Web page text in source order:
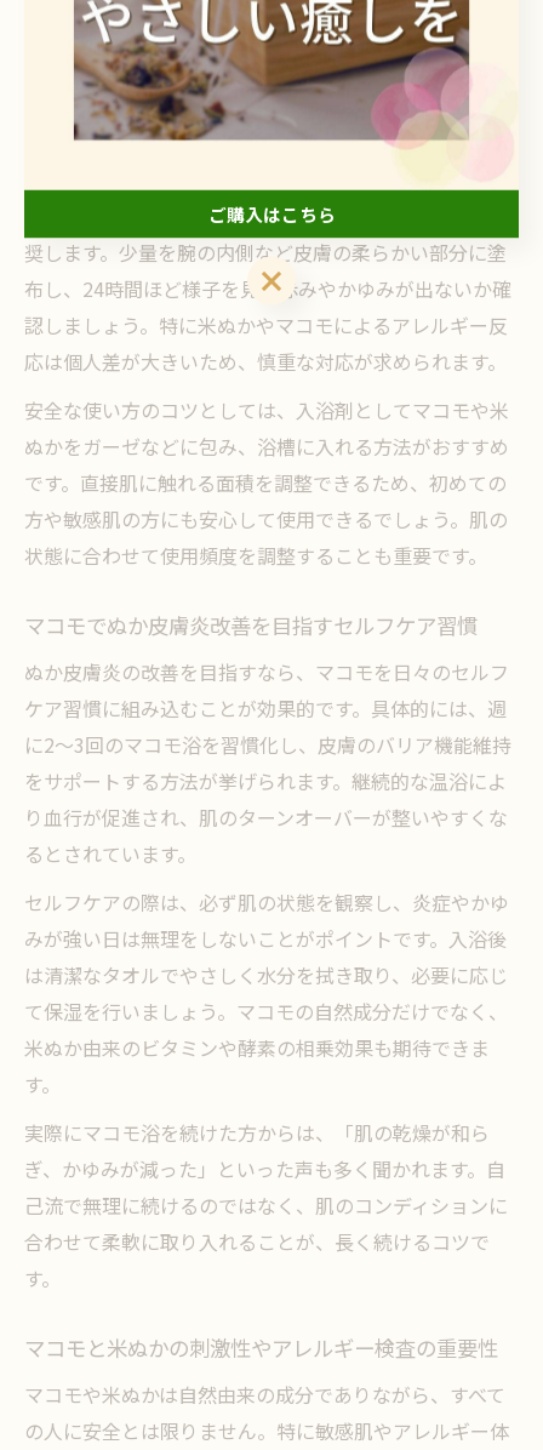
際、最も重視すべきは「原料の純度」と「添加物の有
無」です。マコモは伝統的に利用されてきた天然素材で
すが、製品によっては保存料や香料が加えられている場
合があります。使用前に成分表示を確認し、できる限り
加えて、初めてマコモを使う場合は、パッチテストを推
奨します。少量を腕の内側など皮膚の柔らかい部分に塗
布し、24時間ほど様子を見て赤みやかゆみが出ないか確
認しましょう。特に米ぬかやマコモによるアレルギー反
応は個人差が大きいため、慎重な対応が求められます。
安全な使い方のコツとしては、入浴剤としてマコモや米
ぬかをガーゼなどに包み、浴槽に入れる方法がおすすめ
です。直接肌に触れる面積を調整できるため、初めての
方や敏感肌の方にも安心して使用できるでしょう。肌の
状態に合わせて使用頻度を調整することも重要です。
マコモでぬか皮膚炎改善を目指すセルフケア習慣
ぬか皮膚炎の改善を目指すなら、マコモを日々のセルフ
ケア習慣に組み込むことが効果的です。具体的には、週
に2〜3回のマコモ浴を習慣化し、皮膚のバリア機能維持
をサポートする方法が挙げられます。継続的な温浴によ
り血行が促進され、肌のターンオーバーが整いやすくな
るとされています。
セルフケアの際は、必ず肌の状態を観察し、炎症やかゆ
みが強い日は無理をしないことがポイントです。入浴後
は清潔なタオルでやさしく水分を拭き取り、必要に応じ
て保湿を行いましょう。マコモの自然成分だけでなく、
米ぬか由来のビタミンや酵素の相乗効果も期待できま
す。
実際にマコモ浴を続けた方からは、「肌の乾燥が和ら
ぎ、かゆみが減った」といった声も多く聞かれます。自
己流で無理に続けるのではなく、肌のコンディションに
合わせて柔軟に取り入れることが、長く続けるコツで
す。
マコモと米ぬかの刺激性やアレルギー検査の重要性
マコモや米ぬかは自然由来の成分でありながら、すべて
の人に安全とは限りません。特に敏感肌やアレルギー体
ご購入はこちら
ご購入はこちら